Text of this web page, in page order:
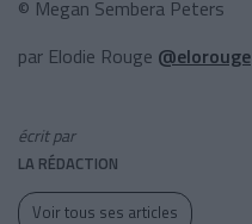
© Megan Sembera Peters
par Elodie Rouge @elorouge
écrit par
LA RÉDACTION
Voir tous ses articles